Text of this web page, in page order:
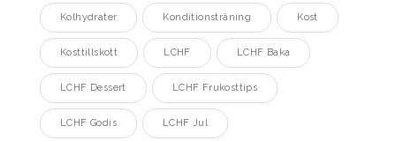
Kolhydrater Konditionsträning Kost
Kosttillskott LCHF LCHF Baka
LCHF Dessert LCHF Frukosttips
LCHF Godis LCHF Jul